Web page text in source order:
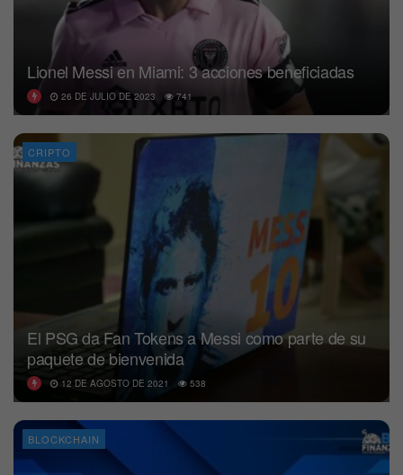
Lionel Messi en Miami: 3 acciones beneficiadas
26 DE JULIO DE 2023 741
CRIPTO
El PSG da Fan Tokens a Messi como parte de su
paquete de bienvenida
12 DE AGOSTO DE 2021 538
BLOCKCHAIN